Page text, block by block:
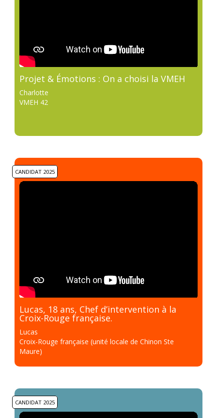
Projet & Émotions : On a choisi la VMEH
Charlotte
VMEH 42
CANDIDAT 2025
Lucas, 18 ans, Chef d’intervention à la
Croix-Rouge française.
Lucas
Croix-Rouge française (unité locale de Chinon Ste
Maure)
CANDIDAT 2025